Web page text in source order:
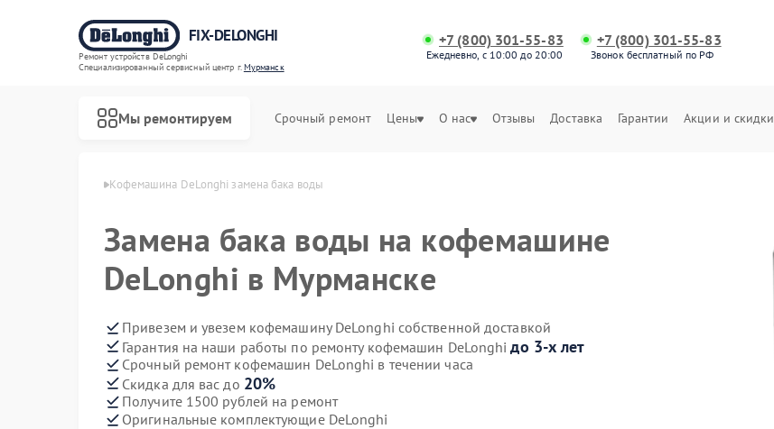
FIX-DELONGHI
Ремонт устройств DeLonghi
Специализированный cервисный центр г.Мурманск
+7 (800) 301-55-83
Ежедневно, с 10:00 до 20:00
+7 (800) 301-55-83
Звонок бесплатный по РФ
Мы ремонтируем Срочный ремонт Цены О нас Отзывы Доставка Гарантии Акции и скидки
в Мурманске Кофемашина DeLonghi замена бака воды
Замена бака воды на кофемашине
DeLonghi в Мурманске
Привезем и увезем кофемашину DeLonghi собственной доставкой
Гарантия на наши работы по ремонту кофемашин DeLonghiдо 3-х лет
Срочный ремонт кофемашин DeLonghi в течении часа
Скидка для вас до 20%
Получите 1500 рублей на ремонт
Оригинальные комплектующие DeLonghi